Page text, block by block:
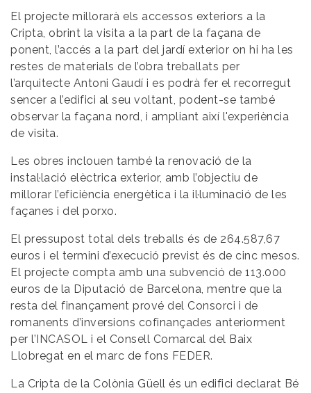
El projecte millorarà els accessos exteriors a la
Cripta, obrint la visita a la part de la façana de
ponent, l’accés a la part del jardí exterior on hi ha les
restes de materials de l’obra treballats per
l’arquitecte Antoni Gaudí i es podrà fer el recorregut
sencer a l’edifici al seu voltant, podent-se també
observar la façana nord, i ampliant així l'experiència
de visita.
Les obres inclouen també la renovació de la
instal·lació elèctrica exterior, amb l’objectiu de
millorar l’eficiència energètica i la il·luminació de les
façanes i del porxo.
El pressupost total dels treballs és de 264.587,67
euros i el termini d’execució previst és de cinc mesos.
El projecte compta amb una subvenció de 113.000
euros de la Diputació de Barcelona, mentre que la
resta del finançament prové del Consorci i de
romanents d’inversions cofinançades anteriorment
per l’INCASOL i el Consell Comarcal del Baix
Llobregat en el marc de fons FEDER.
La Cripta de la Colònia Güell és un edifici declarat Bé